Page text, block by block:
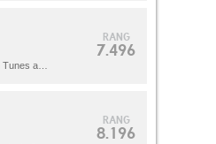
RANG
7.496
RANG
8.196